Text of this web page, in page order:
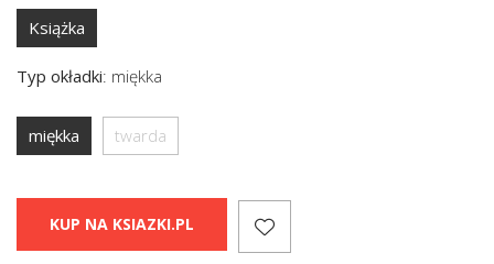
Książka
Typ okładki: miękka
miękka twarda
KUP NA KSIAZKI.PL